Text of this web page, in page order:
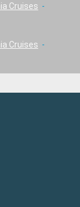
Cruises
Cruises